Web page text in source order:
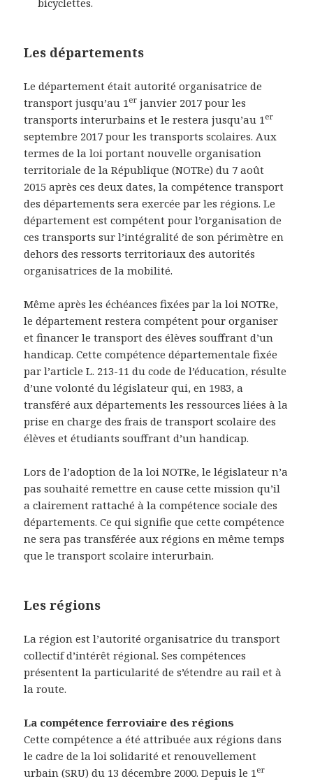
bicyclettes.
Les départements
Le département était autorité organisatrice de
transport jusqu’au 1er janvier 2017 pour les
transports interurbains et le restera jusqu’au 1er
septembre 2017 pour les transports scolaires. Aux
termes de la loi portant nouvelle organisation
territoriale de la République (NOTRe) du 7 août
2015 après ces deux dates, la compétence transport
des départements sera exercée par les régions. Le
département est compétent pour l’organisation de
ces transports sur l’intégralité de son périmètre en
dehors des ressorts territoriaux des autorités
organisatrices de la mobilité.
Même après les échéances fixées par la loi NOTRe,
le département restera compétent pour organiser
et financer le transport des élèves souffrant d’un
handicap. Cette compétence départementale fixée
par l’article L. 213-11 du code de l’éducation, résulte
d’une volonté du législateur qui, en 1983, a
transféré aux départements les ressources liées à la
prise en charge des frais de transport scolaire des
élèves et étudiants souffrant d’un handicap.
Lors de l’adoption de la loi NOTRe, le législateur n’a
pas souhaité remettre en cause cette mission qu’il
a clairement rattaché à la compétence sociale des
départements. Ce qui signifie que cette compétence
ne sera pas transférée aux régions en même temps
que le transport scolaire interurbain.
Les régions
La région est l’autorité organisatrice du transport
collectif d’intérêt régional. Ses compétences
présentent la particularité de s’étendre au rail et à
la route.
La compétence ferroviaire des régions
Cette compétence a été attribuée aux régions dans
le cadre de la loi solidarité et renouvellement
urbain (SRU) du 13 décembre 2000. Depuis le 1er